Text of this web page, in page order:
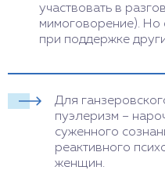
участвовать в
мимоговорение).
при поддержке
Для
пуэлеризм –
суженного
реактивного
женщин.